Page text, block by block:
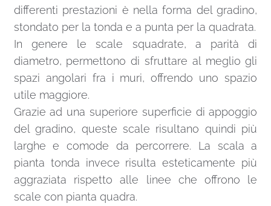
differenti prestazioni è nella forma del gradino,
stondato per la tonda e a punta per la quadrata.
In genere le scale squadrate, a parità di
diametro, permettono di sfruttare al meglio gli
spazi angolari fra i muri, offrendo uno spazio
utile maggiore.
Grazie ad una superiore superficie di appoggio
del gradino, queste scale risultano quindi più
larghe e comode da percorrere. La scala a
pianta tonda invece risulta esteticamente più
aggraziata rispetto alle linee che offrono le
scale con pianta quadra.